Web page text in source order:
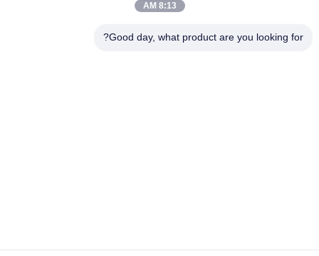
جاده پنجم فویوان، پارک صنعتی باتری لیتیوم، منطقه تکنولوژی بالا،
8:13 AM
Good day, what product are you looking for?